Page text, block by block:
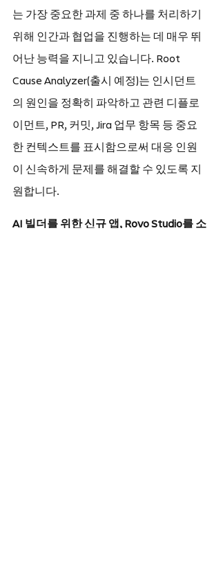
는 가장 중요한 과제 중 하나를 처리하기
위해 인간과 협업을 진행하는 데 매우 뛰
어난 능력을 지니고 있습니다. Root
Cause Analyzer(출시 예정)는 인시던트
의 원인을 정확히 파악하고 관련 디플로
이먼트, PR, 커밋, Jira 업무 항목 등 중요
한 컨텍스트를 표시함으로써 대응 인원
이 신속하게 문제를 해결할 수 있도록 지
원합니다.
AI 빌더를 위한 신규 앱, Rovo Studio를 소